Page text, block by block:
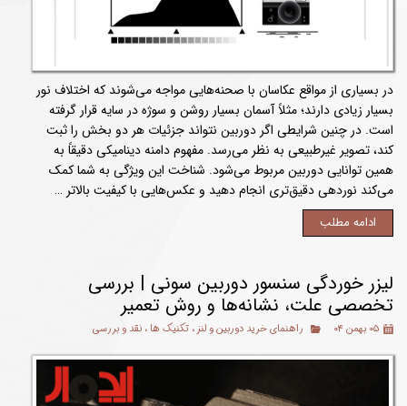
در بسیاری از مواقع عکاسان با صحنه‌هایی مواجه می‌شوند که اختلاف نور
بسیار زیادی دارند؛ مثلاً آسمان بسیار روشن و سوژه در سایه قرار گرفته
است. در چنین شرایطی اگر دوربین نتواند جزئیات هر دو بخش را ثبت
کند، تصویر غیرطبیعی به نظر می‌رسد. مفهوم دامنه دینامیکی دقیقاً به
همین توانایی دوربین مربوط می‌شود. شناخت این ویژگی به شما کمک
می‌کند نوردهی دقیق‌تری انجام دهید و عکس‌هایی با کیفیت بالاتر …
ادامه مطلب
لیزر خوردگی سنسور دوربین سونی | بررسی
تخصصی علت، نشانه‌ها و روش تعمیر
۰۵ بهمن ۰۴ راهنمای خرید دوربین و لنز، تکنیک ها ، نقد و بررسی